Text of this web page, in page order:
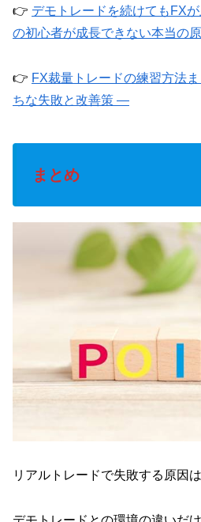
👉 デモトレードを続けてもFX
の初心者が成長できない本当の
👉 FX裁量トレードの練習方法
ちな失敗と改善策 ―
まとめ
リアルトレードで失敗する原因は